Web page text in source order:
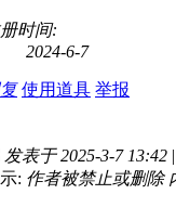
时间:
2024-6-7
使用道具 举报
发表于 2025-3-7 13:42 |
: 作者被禁止或删除